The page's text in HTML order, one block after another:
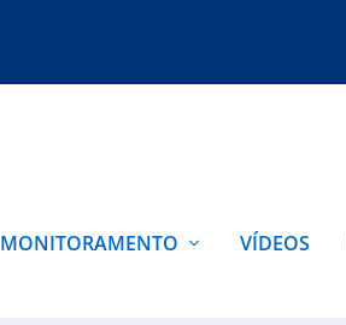
MONITORAMENTO VÍDEOS